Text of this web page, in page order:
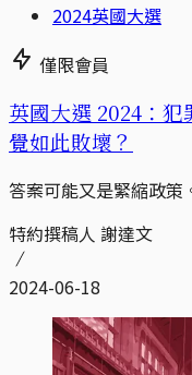
2024英國大選
僅限會員
英國大選 2024：
覺如此敗壞？
答案可能又是緊縮政策
特約撰稿人 謝達文
2024-06-18